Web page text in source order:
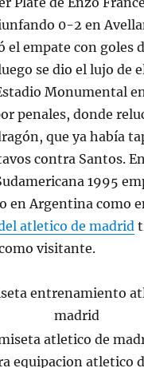
0-2 en
el empate con goles
se dio el lujo de
Monumental
penales, donde
que ya había
contra Santos.
1995
en Argentina como
atletico de madrid
visitante.